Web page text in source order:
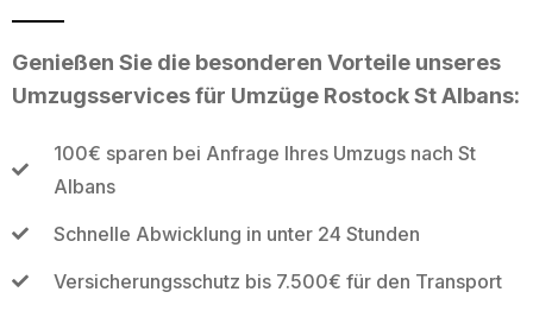
Genießen Sie die besonderen Vorteile unseres
Umzugsservices für Umzüge Rostock St Albans:
100€ sparen bei Anfrage Ihres Umzugs nach St
Albans
Schnelle Abwicklung in unter 24 Stunden
Versicherungsschutz bis 7.500€ für den Transport